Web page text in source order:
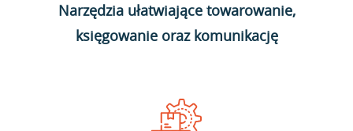
Narzędzia ułatwiające towarowanie,
księgowanie oraz komunikację